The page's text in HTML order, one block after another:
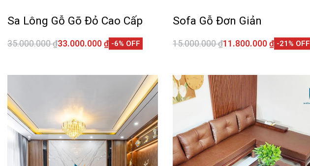
Sa Lông Gỗ Gõ Đỏ Cao Cấp
35.000.000₫33.000.000 ₫ -6% OFF
Sofa Gỗ Đơn Giản
15.000.000₫11.800.000 ₫ -21% OFF